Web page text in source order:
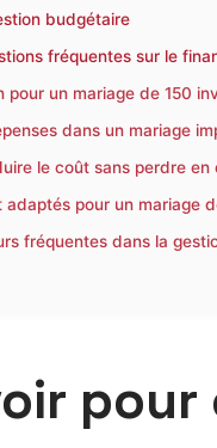
budgétaire
fréquentes sur le
un mariage de 150
dans un mariage
le coût sans perdre en
pour un mariage
fréquentes dans la